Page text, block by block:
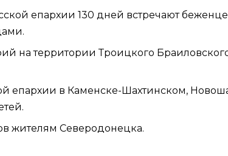
епархии 130 дней встречают
на территории Троицкого
епархии в Каменске-Шахтинском,
жителям Северодонецка.